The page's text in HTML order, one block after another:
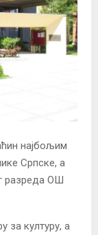
најбољим
Српске, а
разреда ОШ
за културу, а